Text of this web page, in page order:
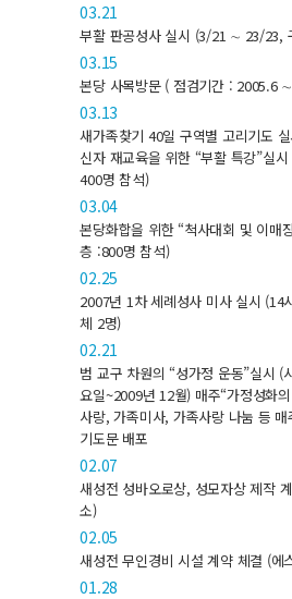
03.21
부활 판공성사 실시 (3/21 ∼ 23/23,
03.15
본당 사목방문 ( 점검기간 : 2005.6
03.13
새가족찾기 40일 구역별 고리기도
신자 재교육을 위한 “부활 특강”실
400명 참석)
03.04
본당화합을 위한 “척사대회 및 이매
층 :800명 참석)
02.25
2007년 1차 세례성사 미사 실시 (14
체 2명)
02.21
범 교구 차원의 “성가정 운동”실시 (
요일~2009년 12월) 매주“가정성화
사랑, 가족미사, 가족사랑 나눔 등
기도문 배포
02.07
새성전 성바오로상, 성모자상 제작
소)
02.05
새성전 무인경비 시설 계약 체결 (에
01.28